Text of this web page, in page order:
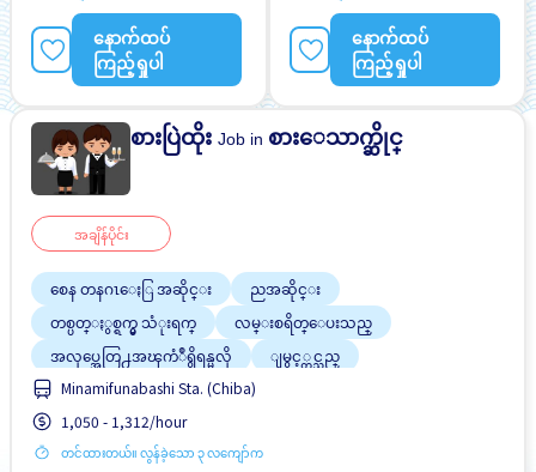
နောက်ထပ်
ကြည့်ရှုပါ
နောက်ထပ်
ကြည့်ရှုပါ
စားပြဲထိုးJob in စားေသာက္ဆိုင္
အချိန်ပိုင်း
စေန တနဂၤေႏြ အဆိုင္း
ညအဆိုင္း
တစ္ပတ္ႏွစ္ရက္မွ သံုးရက္
လမ္းစရိတ္ေပးသည္
အလုပ္အေတြ႕အၾကံဳရွိရန္မလို
ျမွင့္တင္သည္
Minamifunabashi Sta. (Chiba)
1,050 - 1,312/hour
တင်ထားတယ်။ လွန်ခဲ့သော ၃ လကျော်က